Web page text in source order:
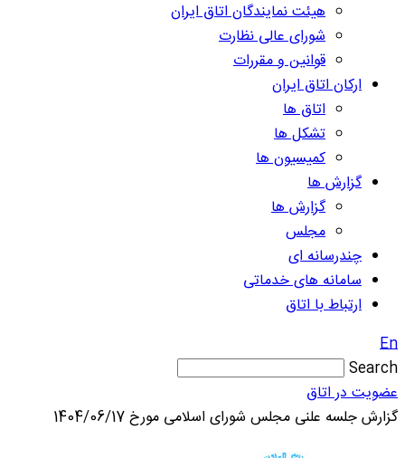
هیئت نمایندگان اتاق ایران
شورای عالی نظارت
قوانین و مقررات
ارکان اتاق ایران
اتاق ها
تشکل ها
کمیسیون ها
گزارش ها
گزارش ها
مجلس
چندرسانه ای
سامانه های خدماتی
ارتباط با اتاق
En
Search
عضویت در اتاق
گزارش جلسه علنی مجلس شورای اسلامی مورخ 1404/06/17